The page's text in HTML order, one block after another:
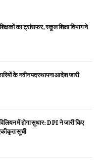
का ट्रांसफर, स्कूल शिक्षा विभाग ने
के नवीन पदस्थापना आदेश जारी
में होगा सुधार: DPI ने जारी किए
सूची